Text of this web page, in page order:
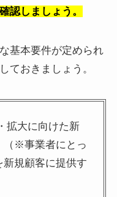
認しましょう。
基本要件が定められ
ておきましょう。
拡大に向けた新
（※事業者にとっ
規顧客に提供す